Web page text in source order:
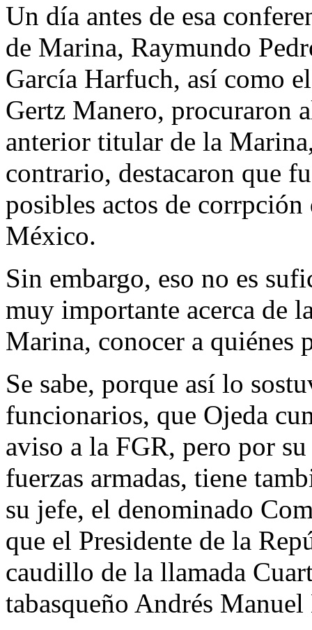
Un día antes de esa
de Marina, Raymundo
García Harfuch, así como
Gertz Manero, procuraron
anterior titular de la
contrario, destacaron que
posibles actos de
México.
Sin embargo, eso no es
muy importante acerca de
Marina, conocer a quiénes
Se sabe, porque así lo
funcionarios, que Ojeda
aviso a la FGR, pero por
fuerzas armadas, tiene
su jefe, el denominado
que el Presidente de la
caudillo de la llamada
tabasqueño Andrés